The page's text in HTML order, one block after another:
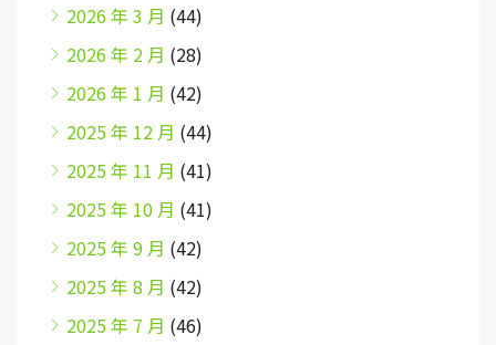
2026 年 3 月 (44)
2026 年 2 月 (28)
2026 年 1 月 (42)
2025 年 12 月 (44)
2025 年 11 月 (41)
2025 年 10 月 (41)
2025 年 9 月 (42)
2025 年 8 月 (42)
2025 年 7 月 (46)